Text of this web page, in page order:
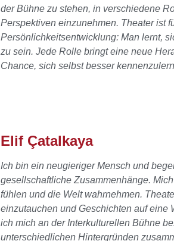
der Bühne zu stehen, in verschiedene
Perspektiven einzunehmen. Theater ist
Persönlichkeitsentwicklung: Man lernt,
zu sein. Jede Rolle bringt eine neue
Chance, sich selbst besser
Elif Çatalkaya
Ich bin ein neugieriger Mensch und
gesellschaftliche Zusammenhänge.
fühlen und die Welt wahrnehmen.
einzutauchen und Geschichten auf eine
ich mich an der Interkulturellen Bühne
unterschiedlichen Hintergründen